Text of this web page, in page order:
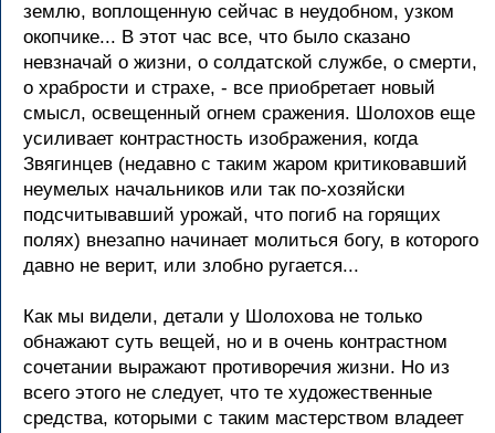
землю, воплощенную сейчас в неудобном, узком
окопчике... В этот час все, что было сказано
невзначай о жизни, о солдатской службе, о смерти,
о храбрости и страхе, - все приобретает новый
смысл, освещенный огнем сражения. Шолохов еще
усиливает контрастность изображения, когда
Звягинцев (недавно с таким жаром критиковавший
неумелых начальников или так по-хозяйски
подсчитывавший урожай, что погиб на горящих
полях) внезапно начинает молиться богу, в которого
давно не верит, или злобно ругается...
Как мы видели, детали у Шолохова не только
обнажают суть вещей, но и в очень контрастном
сочетании выражают противоречия жизни. Но из
всего этого не следует, что те художественные
средства, которыми с таким мастерством владеет